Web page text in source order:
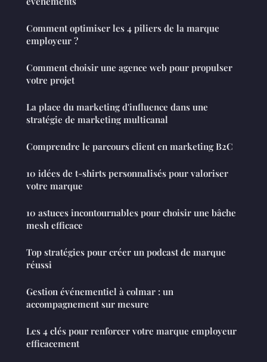
Comment optimiser les 4 piliers de la marque
employeur ?
Comment choisir une agence web pour propulser
votre projet
La place du marketing d'influence dans une
stratégie de marketing multicanal
Comprendre le parcours client en marketing B2C
10 idées de t-shirts personnalisés pour valoriser
votre marque
10 astuces incontournables pour choisir une bâche
mesh efficace
Top stratégies pour créer un podcast de marque
réussi
Gestion événementiel à colmar : un
accompagnement sur mesure
Les 4 clés pour renforcer votre marque employeur
efficacement